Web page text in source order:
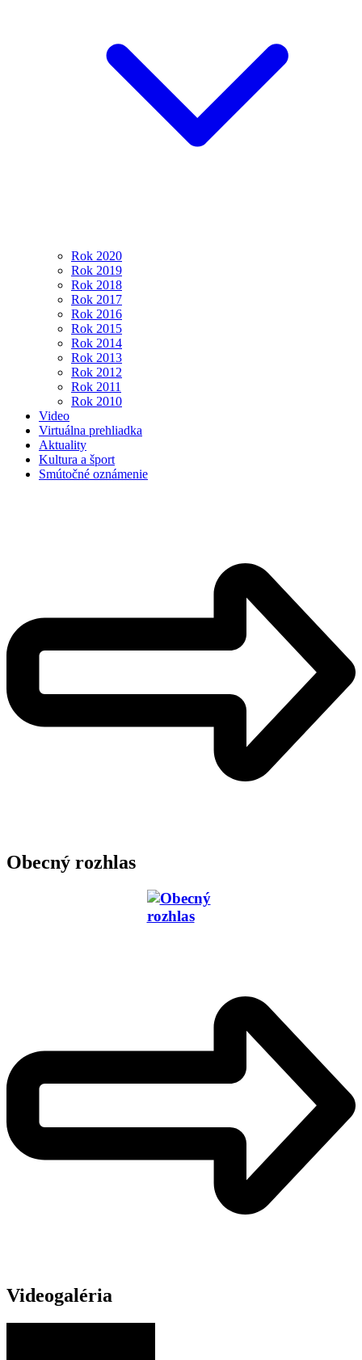
Rok 2020
Rok 2019
Rok 2018
Rok 2017
Rok 2016
Rok 2015
Rok 2014
Rok 2013
Rok 2012
Rok 2011
Rok 2010
Video
Virtuálna prehliadka
Aktuality
Kultura a šport
Smútočné oznámenie
Obecný rozhlas
Videogaléria